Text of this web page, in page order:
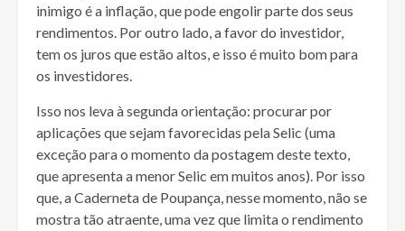
inimigo é a inflação, que pode engolir parte dos seus
rendimentos. Por outro lado, a favor do investidor,
tem os juros que estão altos, e isso é muito bom para
os investidores.
Isso nos leva à segunda orientação: procurar por
aplicações que sejam favorecidas pela Selic (uma
exceção para o momento da postagem deste texto,
que apresenta a menor Selic em muitos anos). Por isso
que, a Caderneta de Poupança, nesse momento, não se
mostra tão atraente, uma vez que limita o rendimento